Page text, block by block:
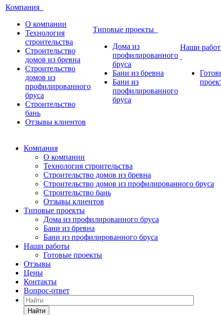
Компания
О компании
Технология
строительства
Строительство
домов из бревна
Строительство
домов из
профилированного
бруса
Строительство
бань
Отзывы клиентов
Типовые проекты
Дома из
профилированного
бруса
Бани из бревна
Бани из
профилированного
бруса
Наши
Компания
О компании
Технология строительства
Строительство домов из бревна
Строительство домов из профилированного бруса
Строительство бань
Отзывы клиентов
Типовые проекты
Дома из профилированного бруса
Бани из бревна
Бани из профилированного бруса
Наши работы
Готовые проекты
Отзывы
Цены
Контакты
Вопрос-ответ
Найти